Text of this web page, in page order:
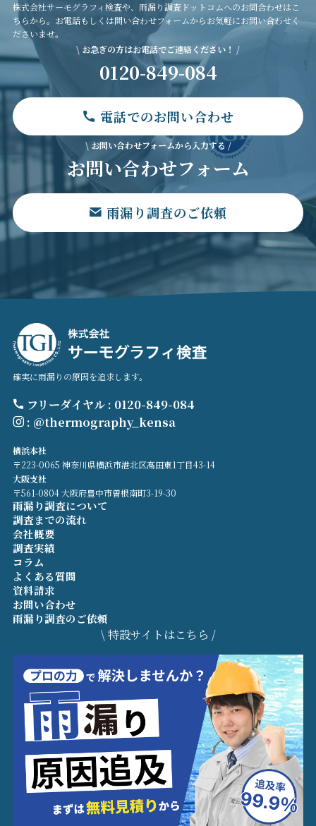
株式会社サーモグラフィ検査や、雨漏り調査ドットコムへのお問合わせはこ
ちらから。お電話もしくは問い合わせフォームからお気軽にお問い合わせく
ださいませ。
\ お急ぎの方はお電話でご連絡ください！ /
0120-849-084
電話でのお問い合わせ
\ お問い合わせフォームから入力する /
お問い合わせフォーム
雨漏り調査のご依頼
確実に雨漏りの原因を追求します。
フリーダイヤル : 0120-849-084
: @thermography_kensa
横浜本社
〒223-0065 神奈川県横浜市港北区高田東1丁目43-14
大阪支社
〒561-0804 大阪府豊中市曽根南町3-19-30
雨漏り調査について
調査までの流れ
会社概要
調査実績
コラム
よくある質問
資料請求
お問い合わせ
雨漏り調査のご依頼
\ 特設サイトはこちら /